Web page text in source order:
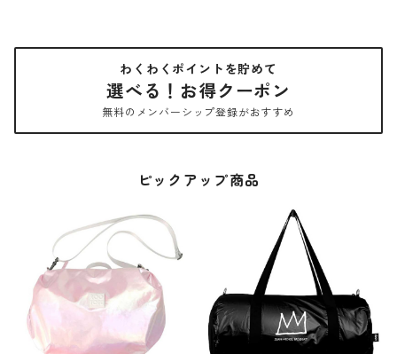
わくわくポイントを貯めて
選べる！お得クーポン
無料のメンバーシップ登録がおすすめ
ピックアップ商品